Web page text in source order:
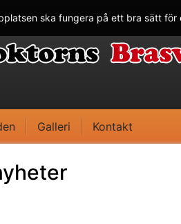
Galleri Kontakt
ska fungera på ett bra sätt